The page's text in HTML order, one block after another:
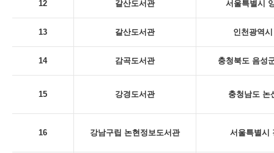
12 갈산도서관 서울특별시
13 갈산도서관 인천광역
14 감곡도서관 충청북도 음성
15 강경도서관 충청남도 논
16 강남구립 논현정보도서관 서울특별시